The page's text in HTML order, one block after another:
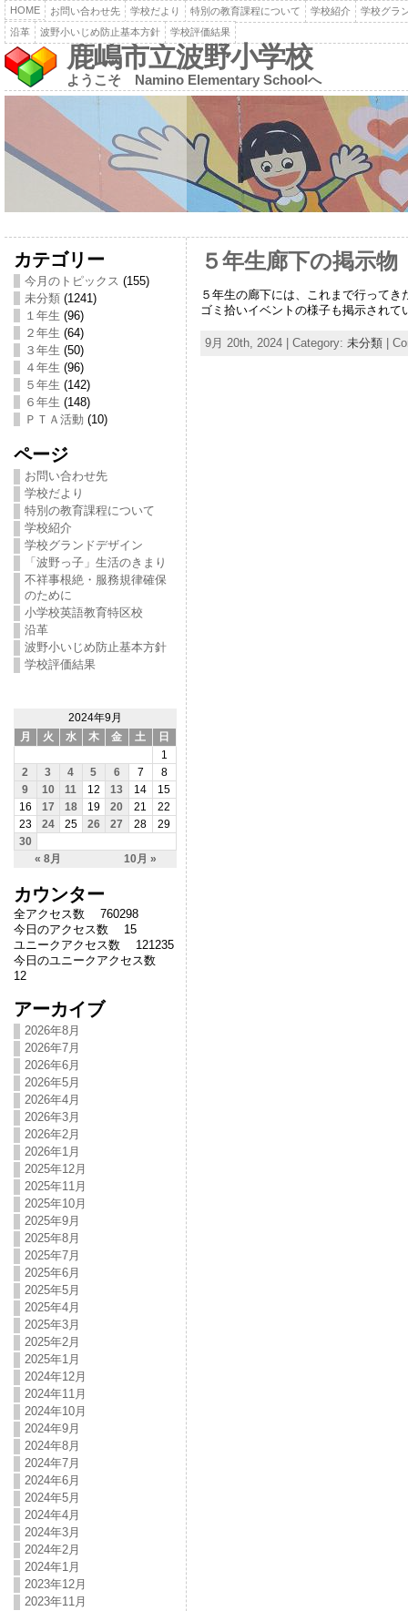
HOME お問い合わせ先 学校だより 特別の教育課程について 学校紹介
学校グラ
沿革
波野小いじめ防止基本方針 学校評価結果
鹿嶋市立波野小学校
ようこそ Namino Elementary Schoolへ
カテゴリー
今月のトピックス (155)
未分類(1241)
１年生 (96)
２年生 (64)
３年生 (50)
４年生 (96)
５年生 (142)
６年生 (148)
ＰＴＡ活動 (10)
ページ
お問い合わせ先
学校だより
特別の教育課程について
学校紹介
学校グランドデザイン
「波野っ子」生活のきまり
不祥事根絶・服務規律確保
のために
小学校英語教育特区校
沿革
波野小いじめ防止基本方針
学校評価結果
2024年9月
月
火 水 木 金 土 日
« 8月 10月 »
1
2
3 4 5 6 7
8
9
10 11 12 13 14
15
16
17 18 19 20 21
22
23
24 25 26 27 28
29
30
カウンター
全アクセス数 760298
今日のアクセス数 15
ユニークアクセス数 121235
今日のユニークアクセス数
12
アーカイブ
2026年8月
2026年7月
2026年6月
2026年5月
2026年4月
2026年3月
2026年2月
2026年1月
2025年12月
2025年11月
2025年10月
2025年9月
2025年8月
2025年7月
2025年6月
2025年5月
2025年4月
2025年3月
2025年2月
2025年1月
2024年12月
2024年11月
2024年10月
2024年9月
2024年8月
2024年7月
2024年6月
2024年5月
2024年4月
2024年3月
2024年2月
2024年1月
2023年12月
2023年11月
５年生廊下の掲示物
５年生の廊下には、これまで行って
ゴミ拾いイベントの様子も掲示され
9月 20th, 2024 | Category: 未分類|